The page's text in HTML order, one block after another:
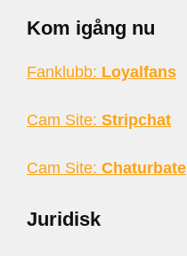
Kom igång nu
Fanklubb: Loyalfans
Cam Site: Stripchat
Cam Site: Chaturbate
Juridisk